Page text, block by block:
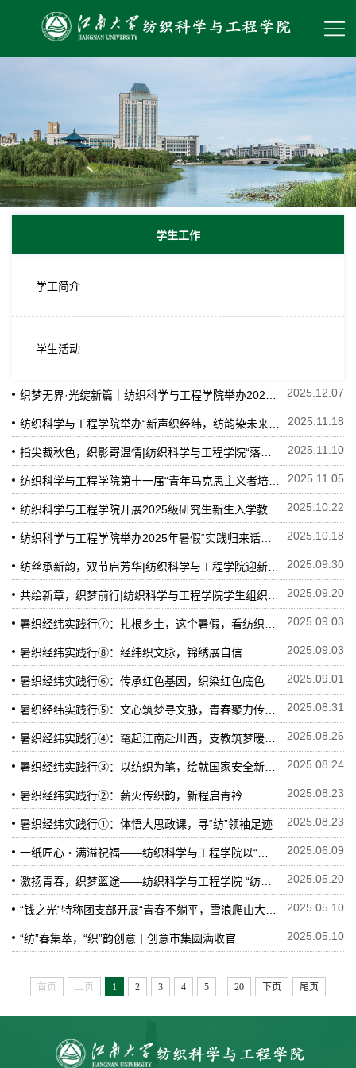
学生工作
学工简介
学生活动
2025.12.07
织梦无界·光绽新篇｜纺织科学与工程学院举办2025年“经纬无界”迎新晚会
2025.11.18
纺织科学与工程学院举办“新声织经纬，纺韵染未来”创意扎染设计大赛
2025.11.10
指尖裁秋色，织影寄温情|纺织科学与工程学院“落叶剪影×植物拓印”活动圆满结束
2025.11.05
纺织科学与工程学院第十一届“青年马克思主义者培养工程”训练营暨2025级团支部骨干工作培养训练营结营仪式
2025.10.22
纺织科学与工程学院开展2025级研究生新生入学教育活动
2025.10.18
纺织科学与工程学院举办2025年暑假“实践归来话成长”信仰公开课
2025.09.30
纺丝承新韵，双节启芳华|纺织科学与工程学院迎新文化节圆满落幕！
2025.09.20
共绘新章，织梦前行|纺织科学与工程学院学生组织召开招新宣讲会及全体中层例会
2025.09.03
暑织经纬实践行⑦：扎根乡土，这个暑假，看纺织学子聚力民心，以青春之姿赋能基层！
2025.09.03
暑织经纬实践行⑧：经纬织文脉，锦绣展自信
2025.09.01
暑织经纬实践行⑥：传承红色基因，织染红色底色
2025.08.31
暑织经纬实践行⑤：文心筑梦寻文脉，青春聚力传薪火
2025.08.26
暑织经纬实践行④：鼋起江南赴川西，支教筑梦暖童心
2025.08.24
暑织经纬实践行③：以纺织为笔，绘就国家安全新画卷
2025.08.23
暑织经纬实践行②：薪火传织韵，新程启青衿
2025.08.23
暑织经纬实践行①：体悟大思政课，寻“纺”领袖足迹
2025.06.09
一纸匠心・满溢祝福——纺织科学与工程学院以“匠心造爱”传递毕业祝福
2025.05.20
激扬青春，织梦篮途——纺织科学与工程学院 “纺织新章，篮下启航”主题篮球赛激情开赛
2025.05.10
“钱之光”特称团支部开展“青春不躺平，雪浪爬山大作战”主题团日活动
2025.05.10
“纺”春集萃，“织”韵创意丨创意市集圆满收官
首页 上页 1 2 3 4 5 20 下页 尾页